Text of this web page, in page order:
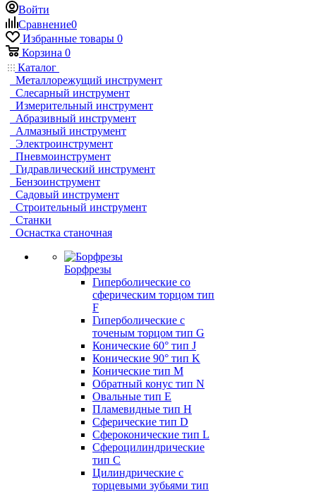
Войти
Сравнение0
Избранные товары 0
Корзина 0
Каталог
Металлорежущий инструмент
Слесарный инструмент
Измерительный инструмент
Абразивный инструмент
Алмазный инструмент
Электроинструмент
Пневмоинструмент
Гидравлический инструмент
Бензоинструмент
Садовый инструмент
Строительный инструмент
Станки
Оснастка станочная
Борфрезы
Гиперболические cо
сферическим торцом тип
F
Гиперболические с
точеным торцом тип G
Конические 60° тип J
Конические 90° тип K
Конические тип M
Обратный конус тип N
Овальные тип E
Пламевидные тип H
Сферические тип D
Сфероконические тип L
Сфероцилиндрические
тип C
Цилиндрические с
торцевыми зубьями тип